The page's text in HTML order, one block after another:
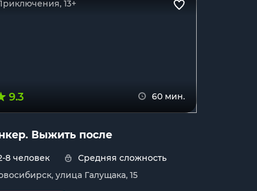
13+
9.3 60 мин.
Выжить после
8 человек
Средняя сложность
улица Галущака, 15